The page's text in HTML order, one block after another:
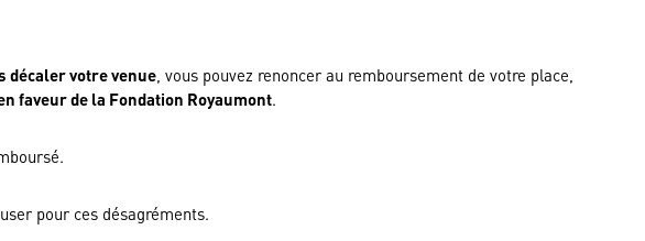
décaler votre venue, vous pouvez renoncer au remboursement de votre place,
faveur de la Fondation Royaumont.
pour ces désagréments.